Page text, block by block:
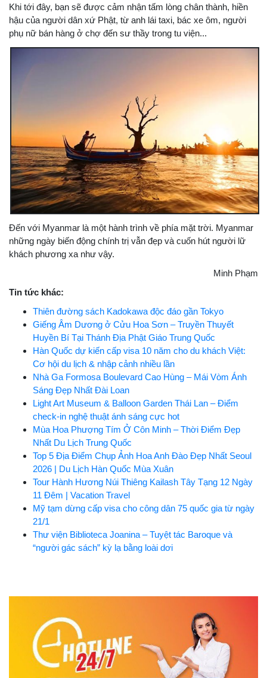
Khi tới đây, bạn sẽ được cảm nhận tấm lòng chân thành, hiền
hậu của người dân xứ Phật, từ anh lái taxi, bác xe ôm, người
phụ nữ bán hàng ở chợ đến sư thầy trong tu viện...
Đến với Myanmar là một hành trình về phía mặt trời. Myanmar
những ngày biến động chính trị vẫn đẹp và cuốn hút người lữ
khách phương xa như vậy.
Minh Phạm
Tin tức khác:
Thiên đường sách Kadokawa độc đáo gần Tokyo
Giếng Âm Dương ở Cửu Hoa Sơn – Truyền Thuyết
Huyền Bí Tại Thánh Địa Phật Giáo Trung Quốc
Hàn Quốc dự kiến cấp visa 10 năm cho du khách Việt:
Cơ hội du lịch & nhập cảnh nhiều lần
Nhà Ga Formosa Boulevard Cao Hùng – Mái Vòm Ánh
Sáng Đẹp Nhất Đài Loan
Light Art Museum & Balloon Garden Thái Lan – Điểm
check-in nghệ thuật ánh sáng cực hot
Mùa Hoa Phượng Tím Ở Côn Minh – Thời Điểm Đẹp
Nhất Du Lịch Trung Quốc
Top 5 Địa Điểm Chụp Ảnh Hoa Anh Đào Đẹp Nhất Seoul
2026 | Du Lịch Hàn Quốc Mùa Xuân
Tour Hành Hương Núi Thiêng Kailash Tây Tạng 12 Ngày
11 Đêm | Vacation Travel
Mỹ tạm dừng cấp visa cho công dân 75 quốc gia từ ngày
21/1
Thư viện Biblioteca Joanina – Tuyệt tác Baroque và
“người gác sách” kỳ lạ bằng loài dơi